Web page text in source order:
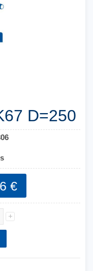
D=250
€